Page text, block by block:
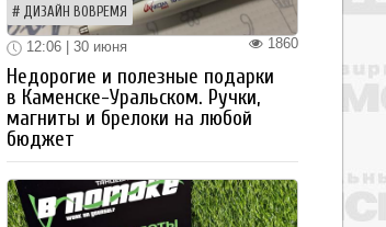
ДИЗАЙН ВОВРЕМЯ
1860
12:06 | 30 июня
Недорогие и полезные подарки
в Каменске-Уральском. Ручки,
магниты и брелоки на любой
бюджет